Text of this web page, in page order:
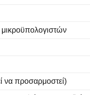
να προσαρμοστεί)